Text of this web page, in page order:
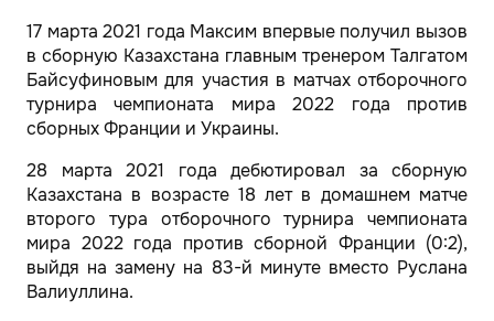
17 марта 2021 года Максим впервые получил вызов
в сборную Казахстана главным тренером Талгатом
Байсуфиновым для участия в матчах отборочного
турнира чемпионата мира 2022 года против
сборных Франции и Украины.
28 марта 2021 года дебютировал за сборную
Казахстана в возрасте 18 лет в домашнем матче
второго тура отборочного турнира чемпионата
мира 2022 года против сборной Франции (0:2),
выйдя на замену на 83-й минуте вместо Руслана
Валиуллина.